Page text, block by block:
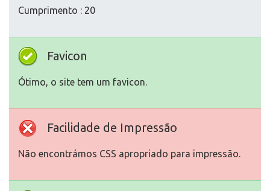
Cumprimento : 20
Favicon
Ótimo, o site tem um favicon.
Facilidade de Impressão
Não encontrámos CSS apropriado para impressão.